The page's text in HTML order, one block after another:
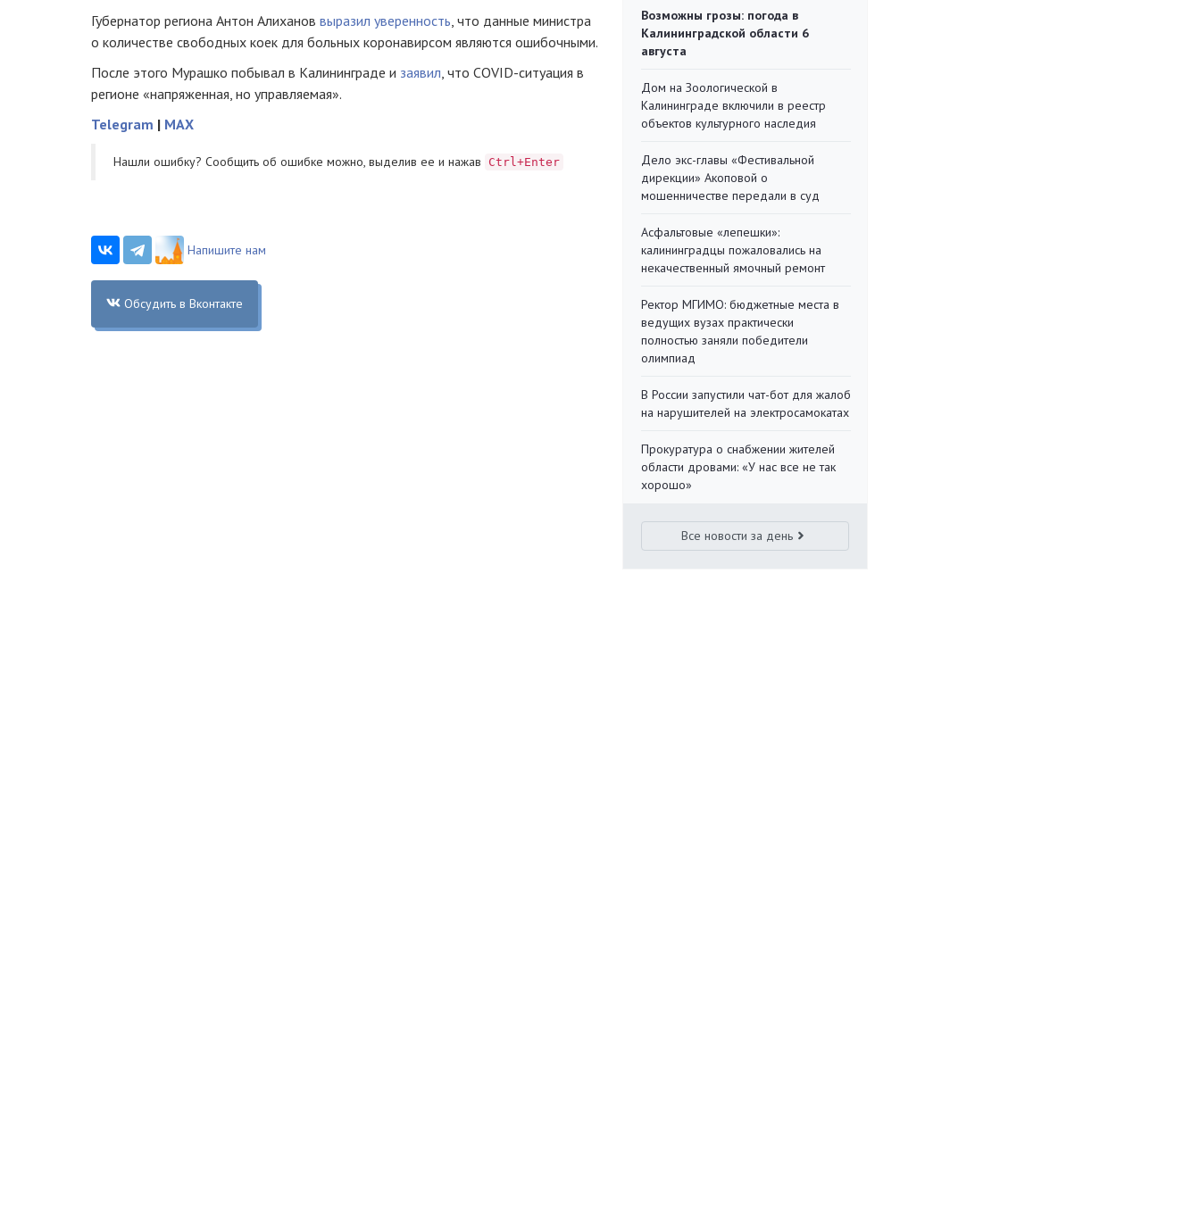
Губернатор региона Антон Алиханов выразил уверенность , что данные министра
о количестве свободных коек для больных коронавирсом являются ошибочными.
После этого Мурашко побывал в Калининграде и заявил , что COVID-ситуация в
регионе «напряженная, но управляемая».
Telegram | MAX
Нашли ошибку? Cообщить об ошибке можно, выделив ее и нажав Ctrl+Enter
Напишите нам
Обсудить в Вконтакте
Возможны грозы: погода в
Калининградской области 6
августа
Дом на Зоологической в
Калининграде включили в реестр
объектов культурного наследия
Дело экс-главы «Фестивальной
дирекции» Акоповой о
мошенничестве передали в суд
Асфальтовые «лепешки»:
калининградцы пожаловались на
некачественный ямочный ремонт
Ректор МГИМО: бюджетные места в
ведущих вузах практически
полностью заняли победители
олимпиад
В России запустили чат-бот для жалоб
на нарушителей на электросамокатах
Прокуратура о снабжении жителей
области дровами: «У нас все не так
хорошо»
Все новости за день